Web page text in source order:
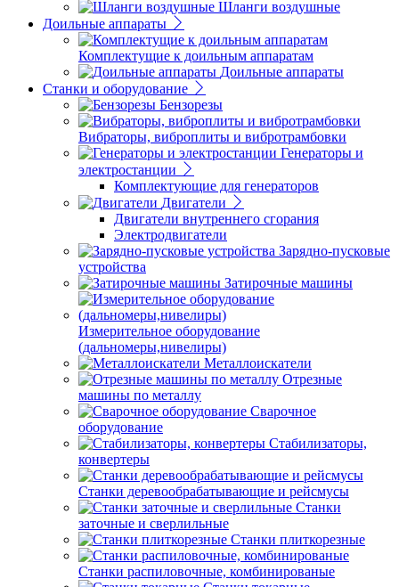
Шланги воздушные
Доильные аппараты
Комплектущие к доильным аппаратам
Доильные аппараты
Станки и оборудование
Бензорезы
Вибраторы, виброплиты и вибротрамбовки
Генераторы и
электростанции
Комплектующие для генераторов
Двигатели
Двигатели внутреннего сгорания
Электродвигатели
Зарядно-пусковые
устройства
Затирочные машины
Измерительное оборудование
(дальномеры,нивелиры)
Металлоискатели
Отрезные
машины по металлу
Сварочное
оборудование
Стабилизаторы,
конвертеры
Станки деревообрабатывающие и рейсмусы
Станки
заточные и сверлильные
Станки плиткорезные
Станки распиловочные, комбинированые